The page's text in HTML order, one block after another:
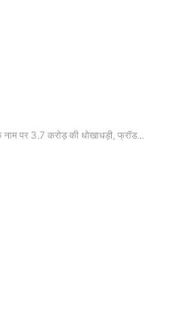
पर 3.7 करोड़ की धोखाधड़ी, फ्रॉड...